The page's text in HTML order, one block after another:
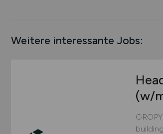
Weitere interessante Jobs:
(w/